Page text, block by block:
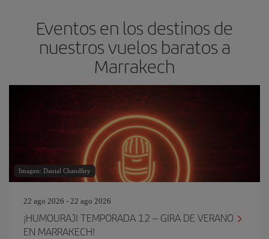
Eventos en los destinos de
nuestros vuelos baratos a
Marrakech
Imagen: Danial Chaudhry
22 ago 2026 - 22 ago 2026
¡HUMOURAJI TEMPORADA 12 – GIRA DE VERANO
EN MARRAKECH!